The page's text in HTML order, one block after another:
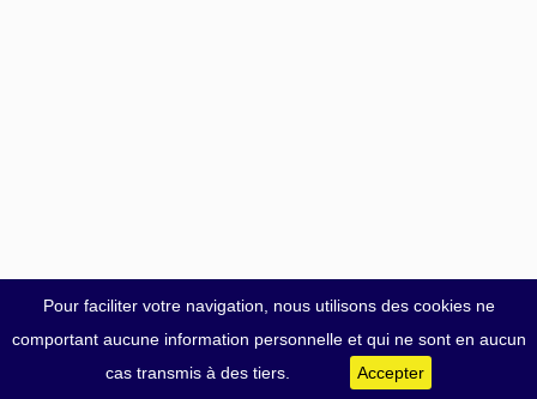
Pour faciliter votre navigation, nous utilisons des cookies ne
comportant aucune information personnelle et qui ne sont en aucun
cas transmis à des tiers.
Accepter